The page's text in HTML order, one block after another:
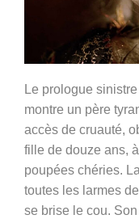
Le prologue
montre un père
accès de cruauté,
fille de douze ans,
poupées chéries.
toutes les larmes
se brise le cou.